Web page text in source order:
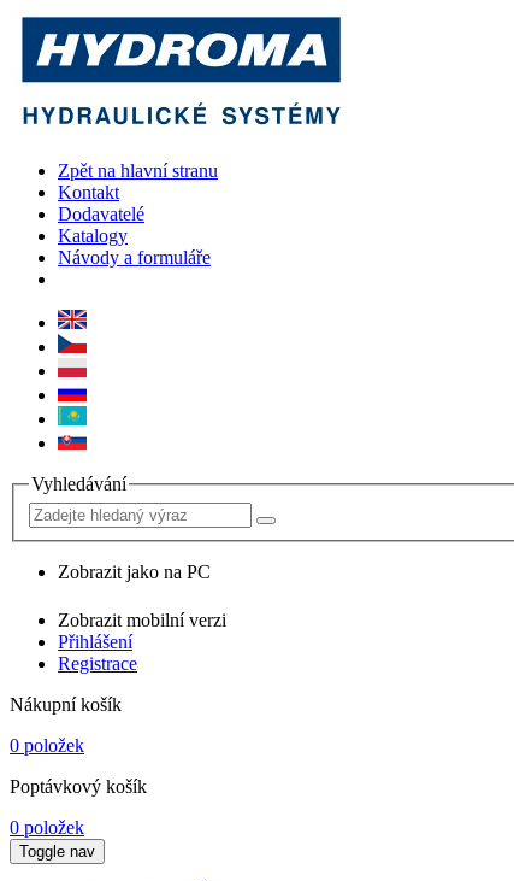
Zpět na hlavní stranu
Kontakt
Dodavatelé
Katalogy
Návody a formuláře
Vyhledávání
Zobrazit jako na PC
Zobrazit mobilní verzi
Přihlášení
Registrace
Nákupní košík
0 položek
Poptávkový košík
0 položek
Toggle nav